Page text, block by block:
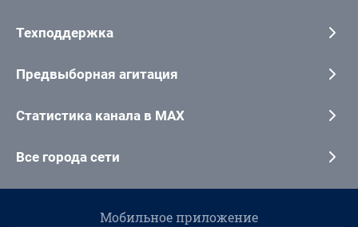
Техподдержка
Предвыборная агитация
Статистика канала в MAX
Все города сети
Мобильное приложение